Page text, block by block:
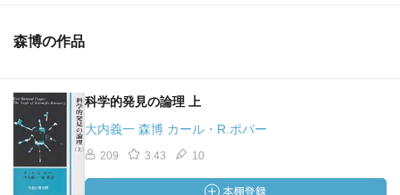
森博の作品
科学的発見の論理 上
大内義一 森博 カール・R.ポパー
209 3.43 10